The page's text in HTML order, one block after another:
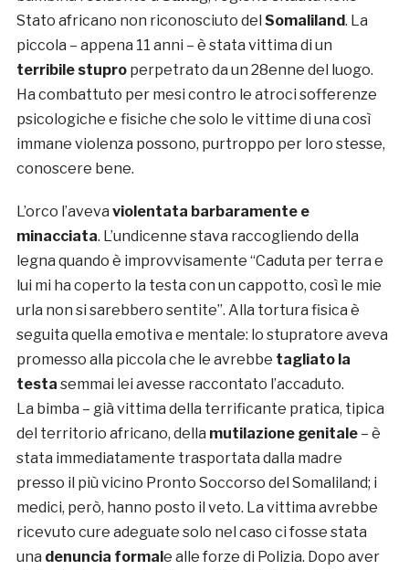
Stato africano non riconosciuto del Somaliland. La
piccola – appena 11 anni – è stata vittima di un
terribile stuproperpetrato da un 28enne del luogo.
Ha combattuto per mesi contro le atroci sofferenze
psicologiche e fisiche che solo le vittime di una così
immane violenza possono, purtroppo per loro stesse,
conoscere bene.
L’orco l’aveva violentata barbaramente e
minacciata. L’undicenne stava raccogliendo della
legna quando è improvvisamente “Caduta per terra e
lui mi ha coperto la testa con un cappotto, così le mie
urla non si sarebbero sentite”. Alla tortura fisica è
seguita quella emotiva e mentale: lo stupratore aveva
promesso alla piccola che le avrebbe tagliato la
testa semmai lei avesse raccontato l’accaduto.
La bimba – già vittima della terrificante pratica, tipica
del territorio africano, della mutilazione genitale– è
stata immediatamente trasportata dalla madre
presso il più vicino Pronto Soccorso del Somaliland; i
medici, però, hanno posto il veto. La vittima avrebbe
ricevuto cure adeguate solo nel caso ci fosse stata
una denuncia formale alle forze di Polizia. Dopo aver